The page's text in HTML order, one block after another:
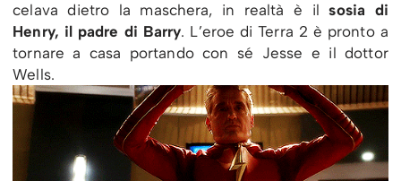
celava dietro la maschera, in realtà è ilsosia di
Henry, il padre di Barry. L’eroe di Terra 2 è pronto a
tornare a casa portando con sé Jesse e il dottor
Wells.